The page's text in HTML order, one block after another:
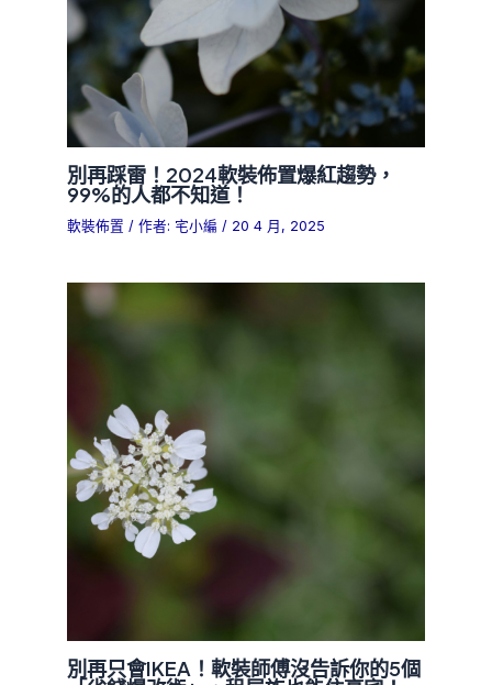
別再踩雷！2024軟裝佈置爆紅趨勢，
99%的人都不知道！
軟裝佈置 / 作者: 宅小編/ 20 4 月, 2025
別再只會IKEA！軟裝師傅沒告訴你的5個